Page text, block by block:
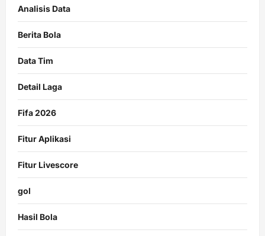
Analisis Data
Berita Bola
Data Tim
Detail Laga
Fifa 2026
Fitur Aplikasi
Fitur Livescore
gol
Hasil Bola